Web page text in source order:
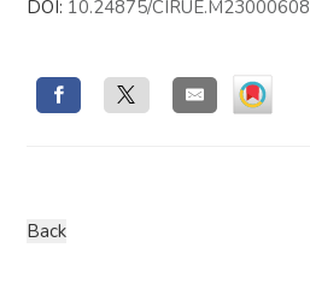
DOI: 10.24875/CIRUE.M23000608